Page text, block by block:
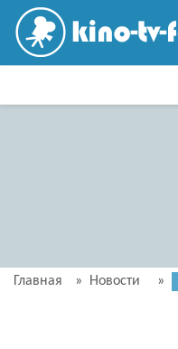
Главная » Новости »